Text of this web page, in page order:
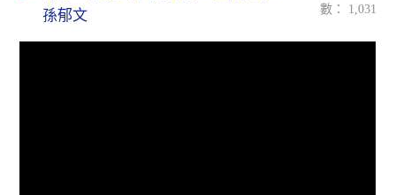
孫郁文
數： 1,031